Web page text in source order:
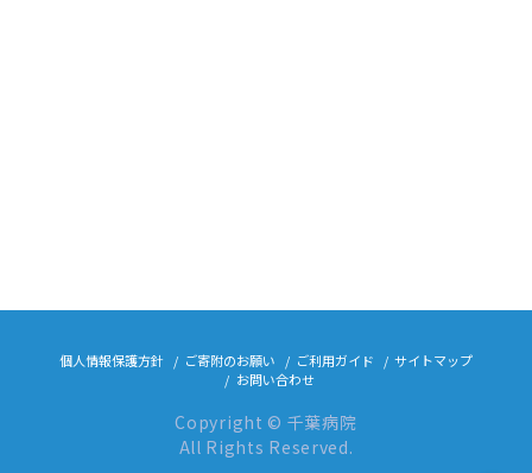
個人情報保護方針 ご寄附のお願い ご利用ガイド
サイトマップ
お問い合わせ
Copyright © 千葉病院
All Rights Reserved.